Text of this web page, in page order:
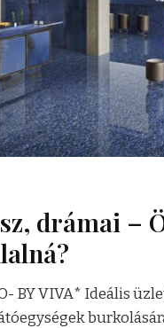
drámai –
BY VIVA* Ideális